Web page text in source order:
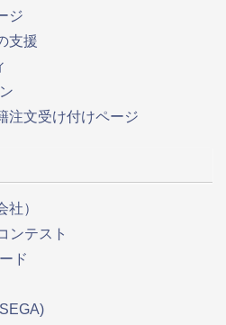
ジ
支援
注文受け付けページ
）
ンテスト
ド